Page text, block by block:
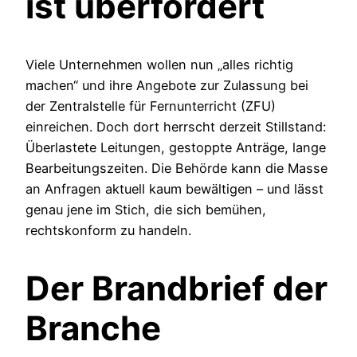
Viele Unternehmen wollen nun „alles richtig
machen“ und ihre Angebote zur Zulassung bei
der Zentralstelle für Fernunterricht (ZFU)
einreichen. Doch dort herrscht derzeit Stillstand:
Überlastete Leitungen, gestoppte Anträge, lange
Bearbeitungszeiten. Die Behörde kann die Masse
an Anfragen aktuell kaum bewältigen – und lässt
genau jene im Stich, die sich bemühen,
rechtskonform zu handeln.
Der Brandbrief der
Branche